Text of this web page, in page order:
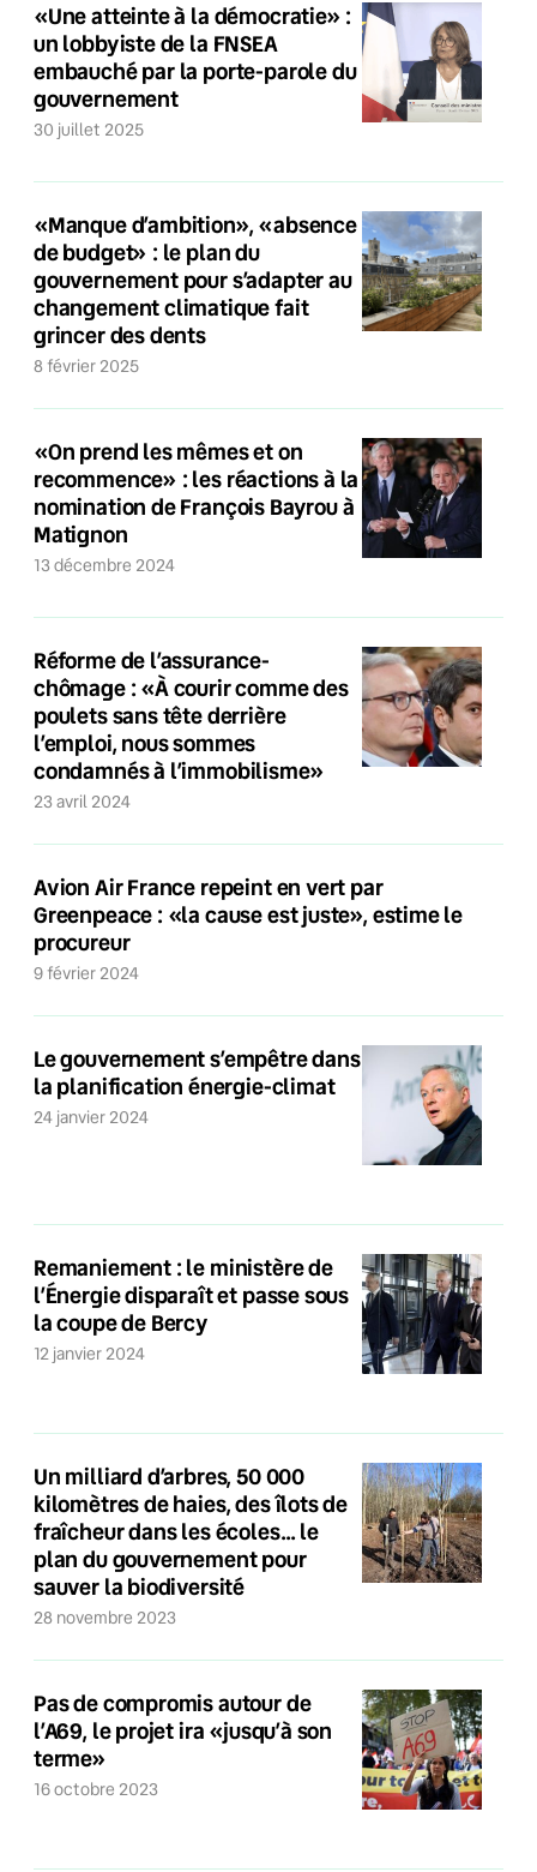
«Une atteinte à la démocratie» :
un lobbyiste de la FNSEA
embauché par la porte-parole du
gouvernement
30 juillet 2025
«Manque d’ambition», «absence
de budget» : le plan du
gouvernement pour s’adapter au
changement climatique fait
grincer des dents
8 février 2025
«On prend les mêmes et on
recommence» : les réactions à la
nomination de François Bayrou à
Matignon
13 décembre 2024
Réforme de l’assurance-
chômage : «À courir comme des
poulets sans tête derrière
l’emploi, nous sommes
condamnés à l’immobilisme»
23 avril 2024
Avion Air France repeint en vert par
Greenpeace : «la cause est juste», estime le
procureur
9 février 2024
Le gouvernement s’empêtre dans
la planification énergie-climat
24 janvier 2024
Remaniement : le ministère de
l’Énergie disparaît et passe sous
la coupe de Bercy
12 janvier 2024
Un milliard d’arbres, 50 000
kilomètres de haies, des îlots de
fraîcheur dans les écoles… le
plan du gouvernement pour
sauver la biodiversité
28 novembre 2023
Pas de compromis autour de
l’A69, le projet ira «jusqu’à son
terme»
16 octobre 2023